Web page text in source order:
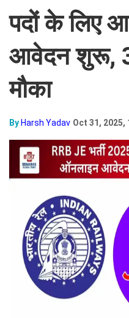
पदों के लिए
आवेदन शुरू,
मौका
By Harsh Yadav Oct 31, 2025,